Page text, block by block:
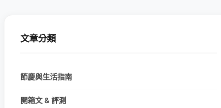
文章分類
節慶與生活指南
開箱文 & 評測